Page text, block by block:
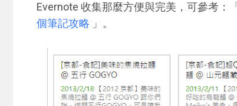
Evernote 收集那麼方便與完美，可參考：「
個筆記攻略 」。